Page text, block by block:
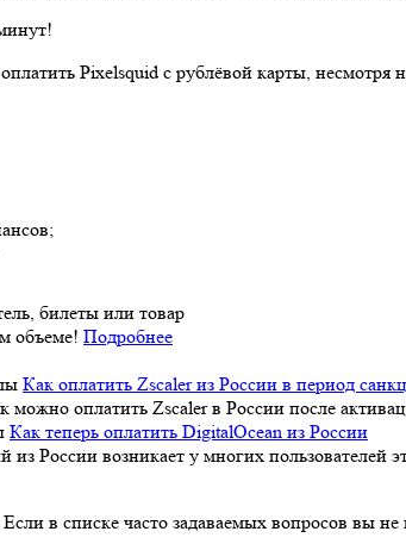
Pixelsquid с рублёвой карты,
билеты или товар
объеме! Подробнее
Как оплатить Zscaler из России в период
можно оплатить Zscaler в России после
Как теперь оплатить DigitalOcean из России
из России возникает у многих пользователей
Если в списке часто задаваемых вопросов вы